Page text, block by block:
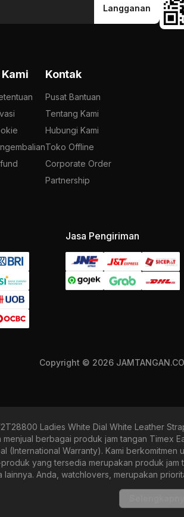
Langganan
Kontak
Pusat Bantuan
Tentang Kami
Hubungi Kami
Toko Offline
Corporate Order
Partnership
Jasa Pengiriman
Copyright © 2026
Ladies White Dial White Leather
menjual berbagai produk jam tangan
(International Warranty). Kami
produk yang tersedia merupakan produk
Anda, watchlovers, merupakan